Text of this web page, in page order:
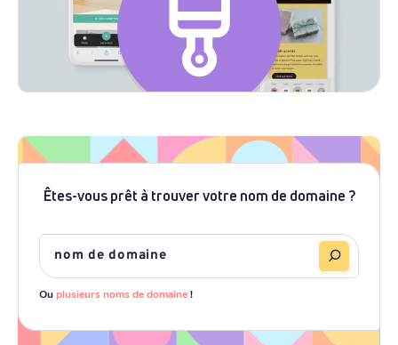
Êtes-vous prêt à trouver votre nom de domaine ?
Ouplusieurs noms de domaine!